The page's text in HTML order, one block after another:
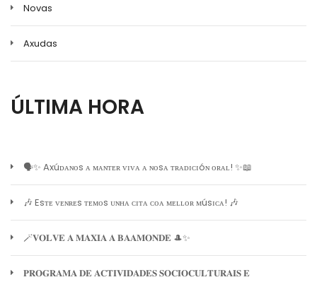
Novas
Axudas
ÚLTIMA HORA
🗣️✨ Axúᴅᴀɴᴏs ᴀ ᴍᴀɴᴛᴇʀ ᴠɪᴠᴀ ᴀ ɴᴏsᴀ ᴛʀᴀᴅɪᴄɪóɴ ᴏʀᴀʟ! ✨📖
🎶 Esᴛᴇ ᴠᴇɴʀᴇs ᴛᴇᴍᴏs ᴜɴʜᴀ ᴄɪᴛᴀ ᴄᴏᴀ ᴍᴇʟʟᴏʀ ᴍúsɪᴄᴀ! 🎶
🪄𝐕𝐎𝐋𝐕𝐄 𝐀 𝐌𝐀𝐗𝐈𝐀 𝐀 𝐁𝐀𝐀𝐌𝐎𝐍𝐃𝐄 🎩✨
𝐏𝐑𝐎𝐆𝐑𝐀𝐌𝐀 𝐃𝐄 𝐀𝐂𝐓𝐈𝐕𝐈𝐃𝐀𝐃𝐄𝐒 𝐒𝐎𝐂𝐈𝐎𝐂𝐔𝐋𝐓𝐔𝐑𝐀𝐈𝐒 𝐄